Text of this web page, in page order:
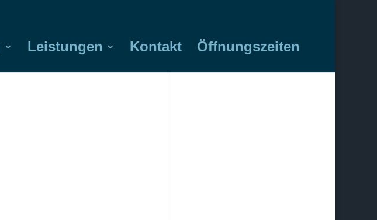
Leistungen Kontakt Öffnungszeiten